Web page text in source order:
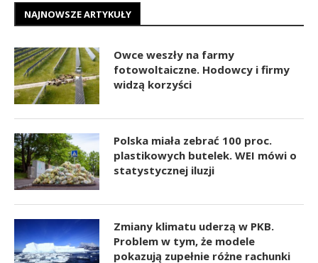
NAJNOWSZE ARTYKUŁY
Owce weszły na farmy
fotowoltaiczne. Hodowcy i firmy
widzą korzyści
Polska miała zebrać 100 proc.
plastikowych butelek. WEI mówi o
statystycznej iluzji
Zmiany klimatu uderzą w PKB.
Problem w tym, że modele
pokazują zupełnie różne rachunki